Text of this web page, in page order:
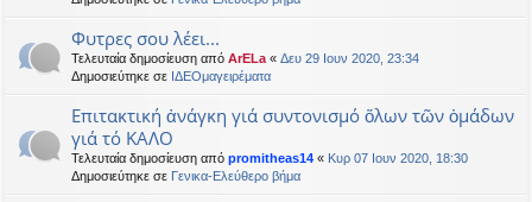
Φυτρες σου λέει...
Τελευταία δημοσίευση από ArELa « Δευ 29 Ιουν 2020, 23:34
Δημοσιεύτηκε σε ΙΔΕΟμαγειρέματα
Επιτακτική ἀνάγκη γιά συντονισμό ὅλων τῶν ὁμάδων
γιά τό ΚΑΛΟ
Τελευταία δημοσίευση από promitheas14 « Κυρ 07 Ιουν 2020, 18:30
Δημοσιεύτηκε σε Γενικα-Ελεύθερο βήμα